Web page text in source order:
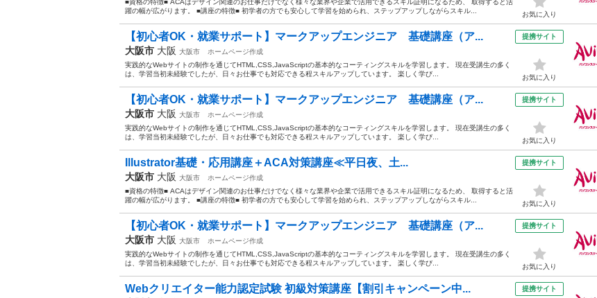
躍の幅が広がります。 ■講座の特徴■ 初学者の方でも安心して学習を始められ、ステップアップしながらスキル...
お気に入り
【初心者OK・就業サポート】マークアップエンジニア 基礎講座（ア...
大阪市 大阪 大阪市
ホームページ作成
実践的なWebサイトの制作を通じてHTML,CSS,JavaScriptの基本的なコーティングスキルを学習します。 現在受講生の多く
は、学習当初未経験でしたが、日々お仕事でも対応できる程スキルアップしています。 楽しく学び...
提携サイト
お気に入り
【初心者OK・就業サポート】マークアップエンジニア 基礎講座（ア...
大阪市 大阪 大阪市
ホームページ作成
実践的なWebサイトの制作を通じてHTML,CSS,JavaScriptの基本的なコーティングスキルを学習します。 現在受講生の多く
は、学習当初未経験でしたが、日々お仕事でも対応できる程スキルアップしています。 楽しく学び...
提携サイト
お気に入り
Illustrator基礎・応用講座＋ACA対策講座≪平日夜、土...
大阪市 大阪 大阪市
ホームページ作成
■資格の特徴■ ACAはデザイン関連のお仕事だけでなく様々な業界や企業で活用できるスキル証明になるため、 取得すると活
躍の幅が広がります。 ■講座の特徴■ 初学者の方でも安心して学習を始められ、ステップアップしながらスキル...
提携サイト
お気に入り
【初心者OK・就業サポート】マークアップエンジニア 基礎講座（ア...
大阪市 大阪 大阪市
ホームページ作成
実践的なWebサイトの制作を通じてHTML,CSS,JavaScriptの基本的なコーティングスキルを学習します。 現在受講生の多く
は、学習当初未経験でしたが、日々お仕事でも対応できる程スキルアップしています。 楽しく学び...
提携サイト
お気に入り
Webクリエイター能力認定試験 初級対策講座【割引キャンペーン中... 提携サイト